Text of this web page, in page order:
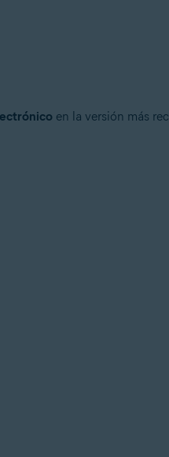
1 con Convenient Rollup
en la versión más